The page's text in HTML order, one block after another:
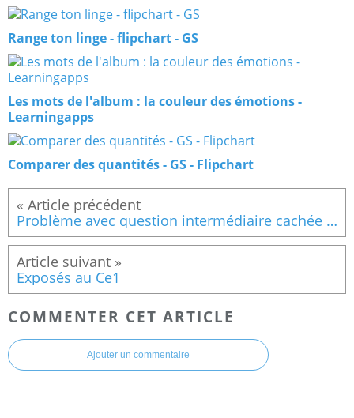
Range ton linge - flipchart - GS
Les mots de l'album : la couleur des émotions -
Learningapps
Comparer des quantités - GS - Flipchart
Problème avec question intermédiaire cachée ou problème à étape2
Exposés au Ce1
COMMENTER CET ARTICLE
Ajouter un commentaire